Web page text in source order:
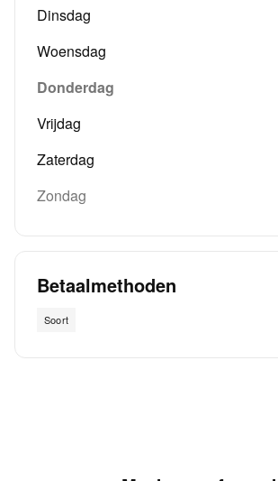
Dinsdag
Woensdag
Donderdag
Vrijdag
Zaterdag
Zondag
Betaalmethoden
Soort